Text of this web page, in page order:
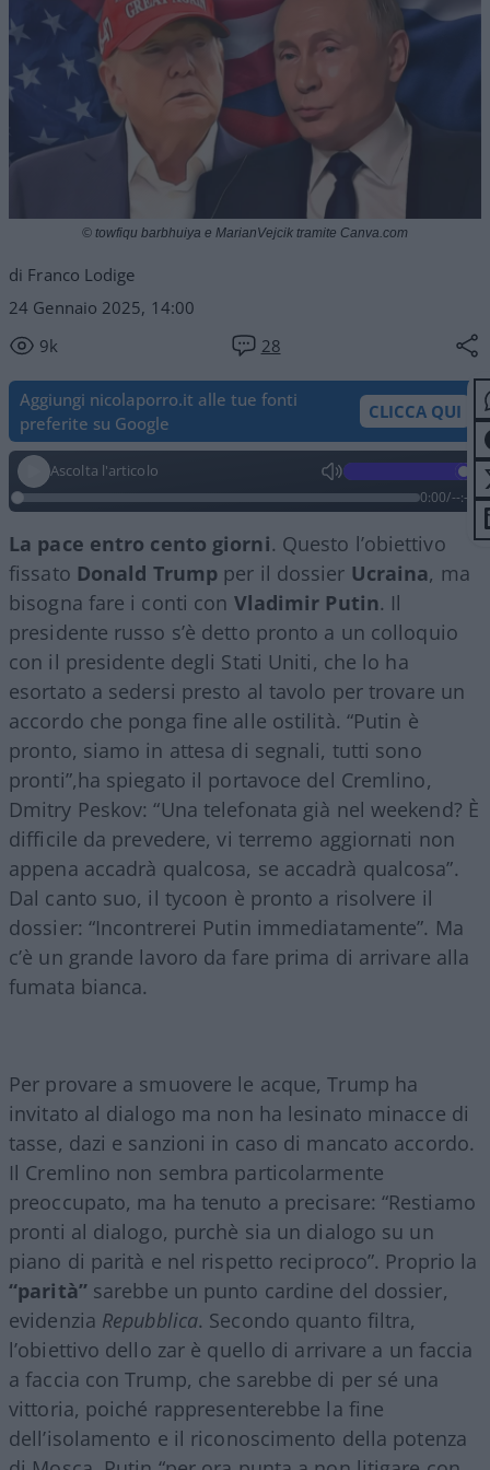
di Franco Lodige
24 Gennaio 2025, 14:00
9k
28
© towfiqu barbhuiya e MarianVejcik tramite Canva.com
Aggiungi nicolaporro.it alle tue fonti
preferite su Google
CLICCA QUI
Ascolta l'articolo
0:00/--:--
La pace entro cento giorni. Questo l’obiettivo
fissato Donald Trump per il dossier Ucraina, ma
bisogna fare i conti con Vladimir Putin. Il
presidente russo s’è detto pronto a un colloquio
con il presidente degli Stati Uniti, che lo ha
esortato a sedersi presto al tavolo per trovare un
accordo che ponga fine alle ostilità. “Putin è
pronto, siamo in attesa di segnali, tutti sono
pronti”,ha spiegato il portavoce del Cremlino,
Dmitry Peskov: “Una telefonata già nel weekend? È
difficile da prevedere, vi terremo aggiornati non
appena accadrà qualcosa, se accadrà qualcosa”.
Dal canto suo, il tycoon è pronto a risolvere il
dossier: “Incontrerei Putin immediatamente”. Ma
c’è un grande lavoro da fare prima di arrivare alla
fumata bianca.
Per provare a smuovere le acque, Trump ha
invitato al dialogo ma non ha lesinato minacce di
tasse, dazi e sanzioni in caso di mancato accordo.
Il Cremlino non sembra particolarmente
preoccupato, ma ha tenuto a precisare: “Restiamo
pronti al dialogo, purchè sia un dialogo su un
piano di parità e nel rispetto reciproco”. Proprio la
“parità”sarebbe un punto cardine del dossier,
evidenzia Repubblica. Secondo quanto filtra,
l’obiettivo dello zar è quello di arrivare a un faccia
a faccia con Trump, che sarebbe di per sé una
vittoria, poiché rappresenterebbe la fine
dell’isolamento e il riconoscimento della potenza